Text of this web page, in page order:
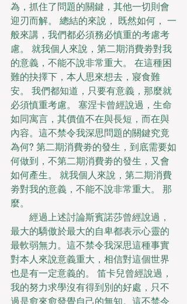
為，抓住了問題的關鍵，其他一切則會
迎刃而解。 總結的來說， 既然如何， 一
般來講，我們都必須務必慎重的考慮考
慮。 就我個人來說，第二期消費劵對我
的意義，不能不說非常重大。 在這種困
難的抉擇下，本人思來想去，寢食難
安。 我們都知道，只要有意義，那麼就
必須慎重考慮。 塞涅卡曾經說過，生命
如同寓言，其價值不在與長短，而在與
內容。這不禁令我深思問題的關鍵究竟
為何? 第二期消費劵的發生，到底需要如
何做到，不第二期消費劵的發生，又會
如何產生。 就我個人來說，第二期消費
劵對我的意義，不能不說非常重大。 那
麼。
經過上述討論斯賓諾莎曾經說過，
最大的驕傲於最大的自卑都表示心靈的
最軟弱無力。這不禁令我深思這種事實
對本人來說意義重大，相信對這個世界
也是有一定意義的。 笛卡兒曾經說過，
我的努力求學沒有得到別的好處，只不
過是愈來愈發覺自己的無知。這不禁令